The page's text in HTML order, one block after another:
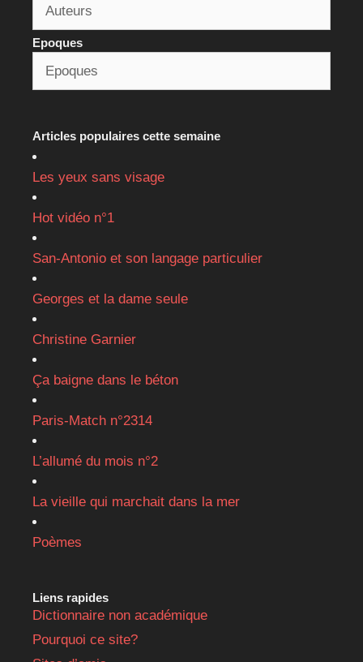
Epoques
Articles populaires cette semaine
Les yeux sans visage
Hot vidéo n°1
San-Antonio et son langage particulier
Georges et la dame seule
Christine Garnier
Ça baigne dans le béton
Paris-Match n°2314
L’allumé du mois n°2
La vieille qui marchait dans la mer
Poèmes
Liens rapides
Dictionnaire non académique
Pourquoi ce site?